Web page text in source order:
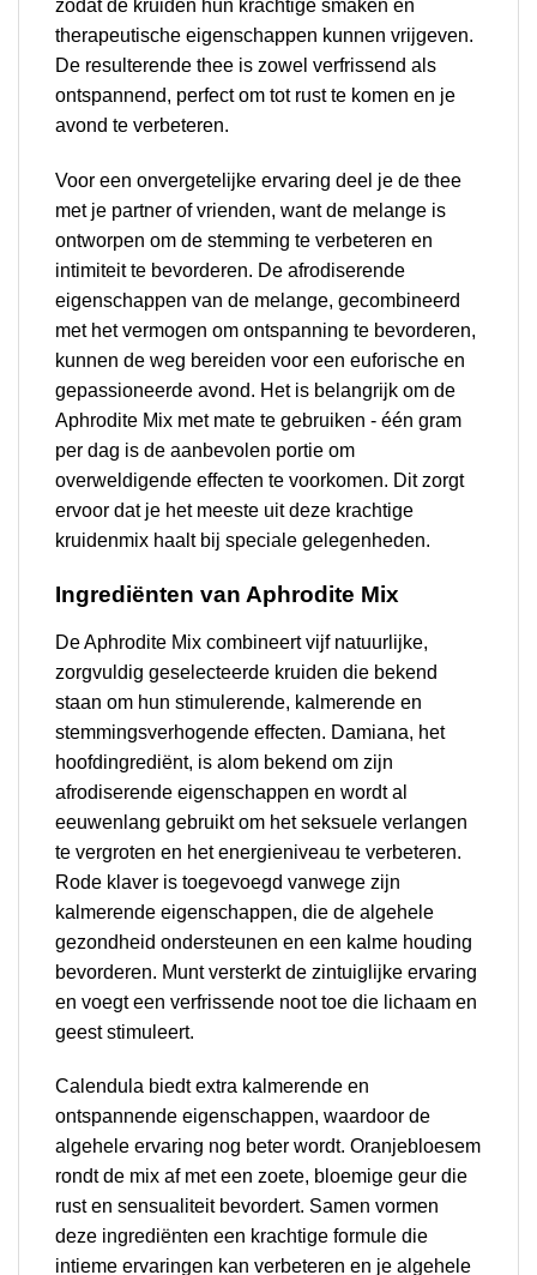
zodat de kruiden hun krachtige smaken en
therapeutische eigenschappen kunnen vrijgeven.
De resulterende thee is zowel verfrissend als
ontspannend, perfect om tot rust te komen en je
avond te verbeteren.
Voor een onvergetelijke ervaring deel je de thee
met je partner of vrienden, want de melange is
ontworpen om de stemming te verbeteren en
intimiteit te bevorderen. De afrodiserende
eigenschappen van de melange, gecombineerd
met het vermogen om ontspanning te bevorderen,
kunnen de weg bereiden voor een euforische en
gepassioneerde avond. Het is belangrijk om de
Aphrodite Mix met mate te gebruiken - één gram
per dag is de aanbevolen portie om
overweldigende effecten te voorkomen. Dit zorgt
ervoor dat je het meeste uit deze krachtige
kruidenmix haalt bij speciale gelegenheden.
Ingrediënten van Aphrodite Mix
De Aphrodite Mix combineert vijf natuurlijke,
zorgvuldig geselecteerde kruiden die bekend
staan om hun stimulerende, kalmerende en
stemmingsverhogende effecten. Damiana, het
hoofdingrediënt, is alom bekend om zijn
afrodiserende eigenschappen en wordt al
eeuwenlang gebruikt om het seksuele verlangen
te vergroten en het energieniveau te verbeteren.
Rode klaver is toegevoegd vanwege zijn
kalmerende eigenschappen, die de algehele
gezondheid ondersteunen en een kalme houding
bevorderen. Munt versterkt de zintuiglijke ervaring
en voegt een verfrissende noot toe die lichaam en
geest stimuleert.
Calendula biedt extra kalmerende en
ontspannende eigenschappen, waardoor de
algehele ervaring nog beter wordt. Oranjebloesem
rondt de mix af met een zoete, bloemige geur die
rust en sensualiteit bevordert. Samen vormen
deze ingrediënten een krachtige formule die
intieme ervaringen kan verbeteren en je algehele